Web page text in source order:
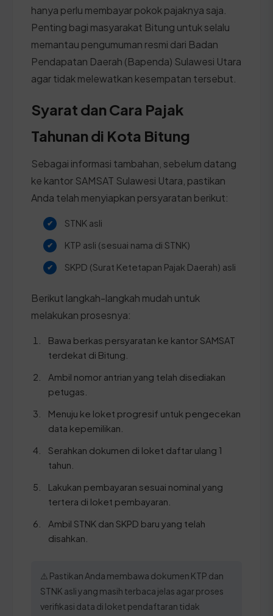
hanya perlu membayar pokok pajaknya saja.
Penting bagi masyarakat Bitung untuk selalu
memantau pengumuman resmi dari Badan
Pendapatan Daerah (Bapenda) Sulawesi Utara
agar tidak melewatkan kesempatan tersebut.
Syarat dan Cara Pajak
Tahunan di Kota Bitung
Sebagai informasi tambahan, sebelum datang
ke kantor SAMSAT Sulawesi Utara, pastikan
Anda telah menyiapkan persyaratan berikut:
STNK asli
KTP asli (sesuai nama di STNK)
SKPD (Surat Ketetapan Pajak Daerah) asli
Berikut langkah-langkah mudah untuk
melakukan prosesnya:
Bawa berkas persyaratan ke kantor SAMSAT
terdekat di Bitung.
Ambil nomor antrian yang telah disediakan
petugas.
Menuju ke loket progresif untuk pengecekan
data kepemilikan.
Serahkan dokumen di loket daftar ulang 1
tahun.
Lakukan pembayaran sesuai nominal yang
tertera di loket pembayaran.
Ambil STNK dan SKPD baru yang telah
disahkan.
⚠️ Pastikan Anda membawa dokumen KTP dan
STNK asli yang masih terbaca jelas agar proses
verifikasi data di loket pendaftaran tidak